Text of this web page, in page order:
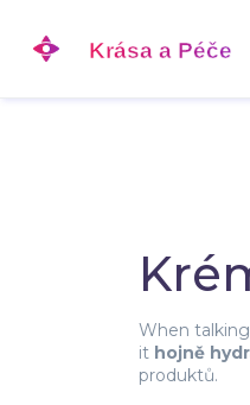
When
it hojně
produktů.